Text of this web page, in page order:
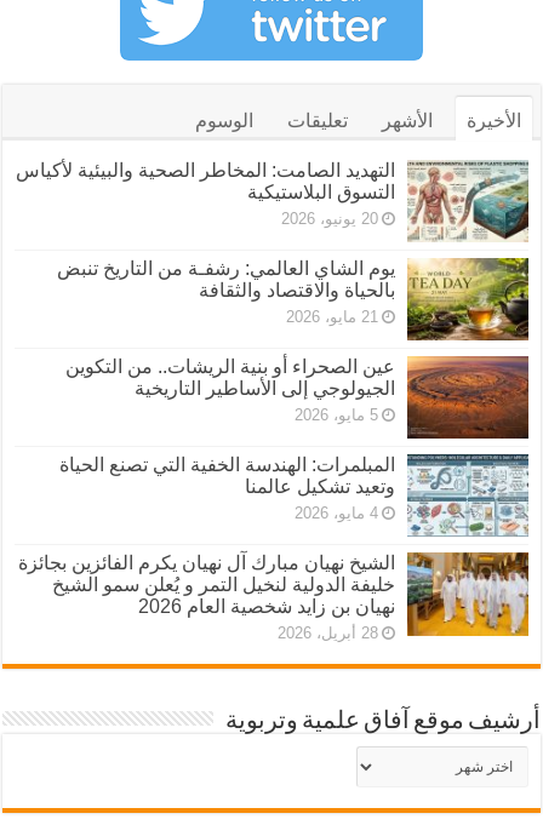
الأخيرة الأشهر تعليقات الوسوم
التهديد الصامت: المخاطر الصحية والبيئية لأكياس
التسوق البلاستيكية
20 يونيو، 2026
يوم الشاي العالمي: رشفـة من التاريخ تنبض
بالحياة والاقتصاد والثقافة
21 مايو، 2026
عين الصحراء أو بنية الريشات.. من التكوين
الجيولوجي إلى الأساطير التاريخية
5 مايو، 2026
المبلمرات: الهندسة الخفية التي تصنع الحياة
وتعيد تشكيل عالمنا
4 مايو، 2026
الشيخ نهيان مبارك آل نهيان يكرم الفائزين بجائزة
خليفة الدولية لنخيل التمر و يُعلن سمو الشيخ
نهيان بن زايد شخصية العام 2026
28 أبريل، 2026
أرشيف موقع آفاق علمية وتربوية
أرشيف
موقع
آفاق